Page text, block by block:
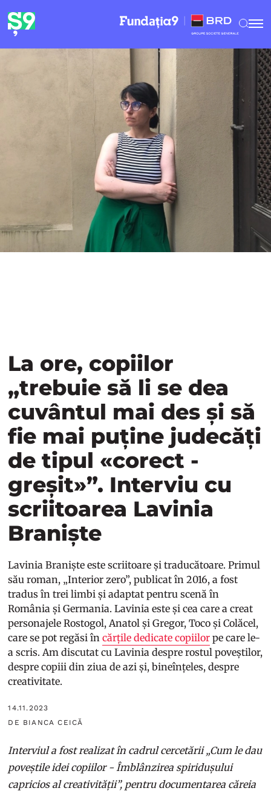
La ore, copiilor
„trebuie să li se dea
cuvântul mai des și să
fie mai puține judecăți
de tipul «corect -
greșit»”. Interviu cu
scriitoarea Lavinia
Braniște
Lavinia Braniște este scriitoare și traducătoare. Primul
său roman, „Interior zero”, publicat în 2016, a fost
tradus în trei limbi și adaptat pentru scenă în
România și Germania. Lavinia este și cea care a creat
personajele Rostogol, Anatol și Gregor, Toco și Colăcel,
care se pot regăsi încărțile dedicate copiilor pe care le-
a scris. Am discutat cu Lavinia despre rostul poveștilor,
despre copiii din ziua de azi și, bineînțeles, despre
creativitate.
14.11.2023
DE BIANCA CEICĂ
Interviul a fost realizat în cadrul cercetării „Cum le dau
poveștile idei copiilor - Îmblânzirea spiridușului
capricios al creativității”, pentru documentarea căreia